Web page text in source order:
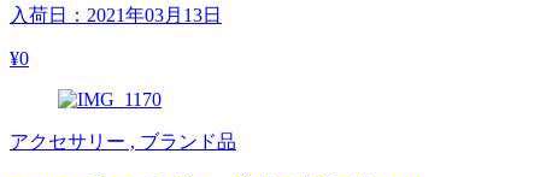
入荷日：2021年03月13日
¥0
アクセサリー , ブランド品